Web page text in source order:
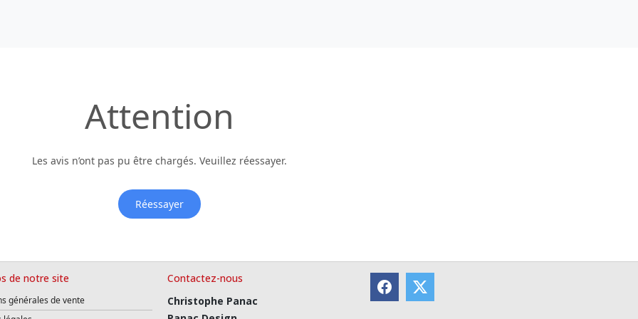
Attention
Les avis n’ont pas pu être chargés. Veuillez réessayer.
Réessayer
de notre site
générales de vente
Contactez-nous
Christophe Panac